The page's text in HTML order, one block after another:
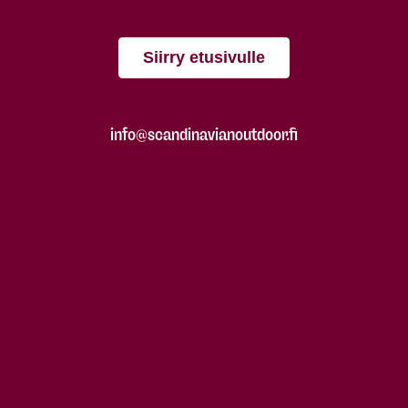
Siirry etusivulle
info@scandinavianoutdoor.fi